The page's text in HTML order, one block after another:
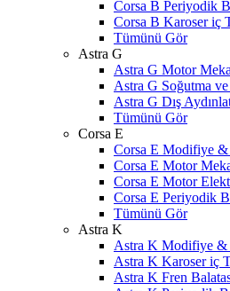
Corsa B Periyodik
Corsa B Karoser iç
Tümünü Gör
Astra G
Astra G Motor
Astra G Soğutma
Astra G Dış
Tümünü Gör
Corsa E
Corsa E Modifiye
Corsa E Motor
Corsa E Motor
Corsa E Periyodik
Tümünü Gör
Astra K
Astra K Modifiye &
Astra K Karoser iç
Astra K Fren